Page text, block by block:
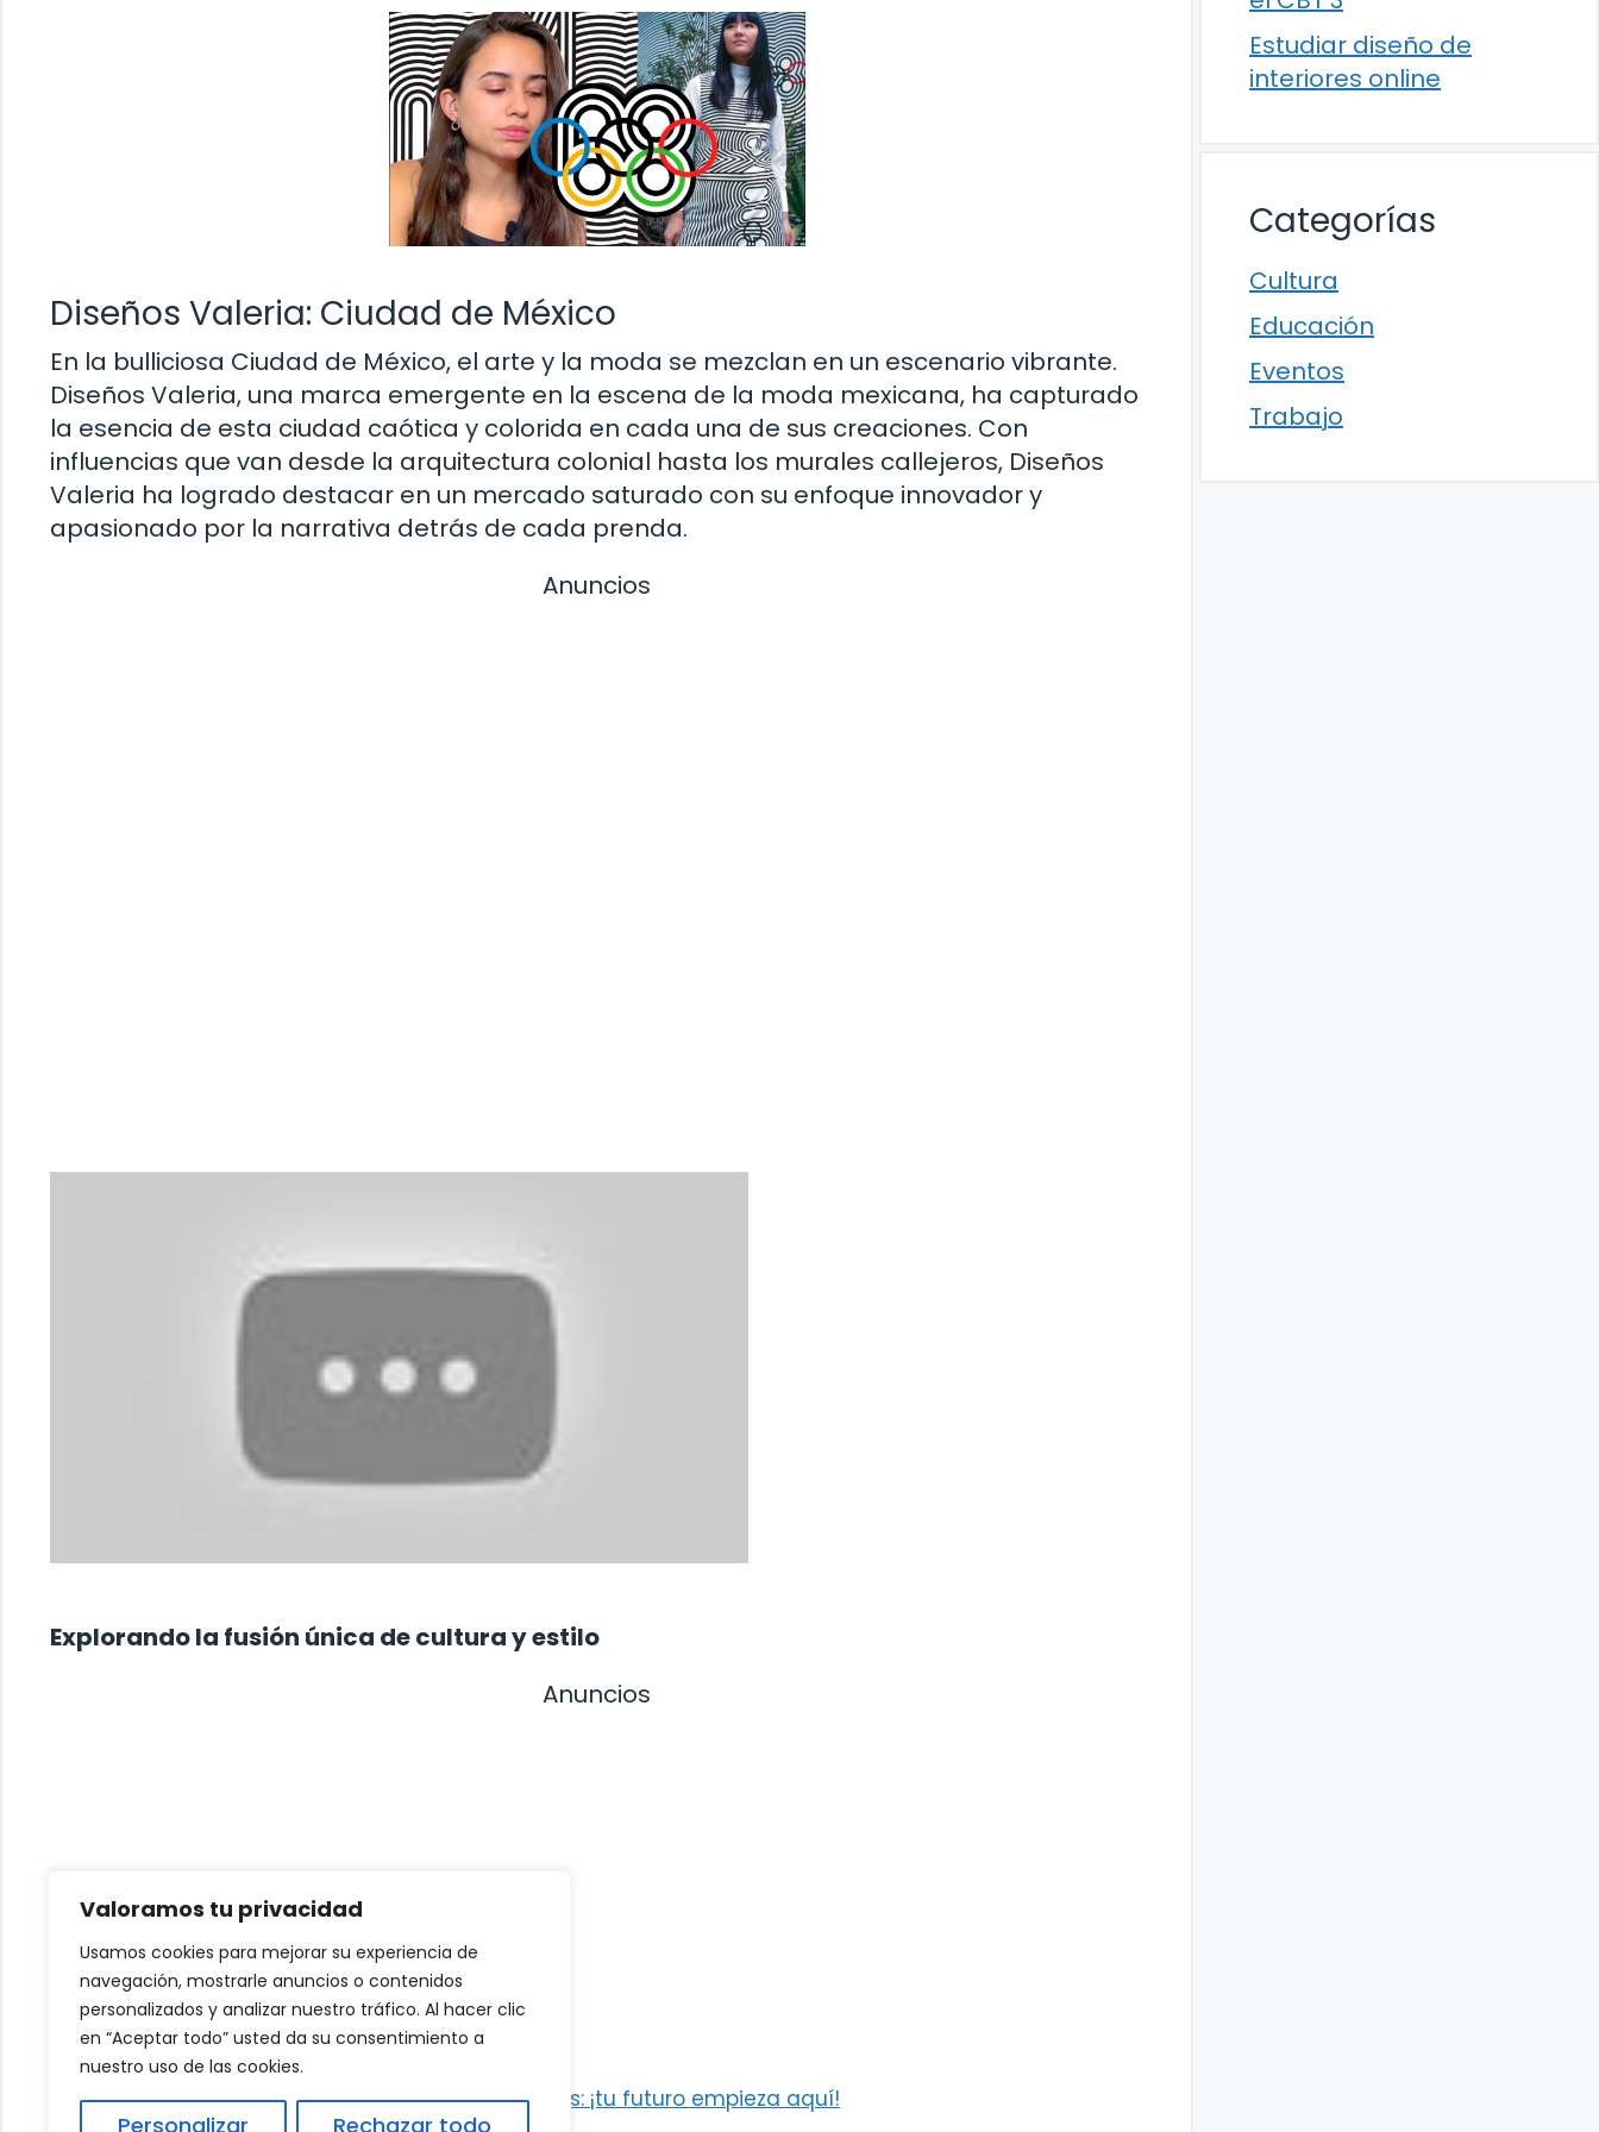
Valoramos tu privacidad
Usamos cookies para mejorar su experiencia de
navegación, mostrarle anuncios o contenidos
personalizados y analizar nuestro tráfico. Al hacer clic
en “Aceptar todo” usted da su consentimiento a
nuestro uso de las cookies.
Personalizar Rechazar todo
Diseños Valeria: Ciudad de México
En la bulliciosa Ciudad de México, el arte y la moda se mezclan en un escenario vibrante.
Diseños Valeria, una marca emergente en la escena de la moda mexicana, ha capturado
la esencia de esta ciudad caótica y colorida en cada una de sus creaciones. Con
influencias que van desde la arquitectura colonial hasta los murales callejeros, Diseños
Valeria ha logrado destacar en un mercado saturado con su enfoque innovador y
apasionado por la narrativa detrás de cada prenda.
Anuncios
Explorando la fusión única de cultura y estilo
Anuncios
Estudios para trabajar en una agencia de viajes: ¡tu futuro empieza aquí!
Estudiar diseño de
interiores online
Categorías
Cultura
Educación
Eventos
Trabajo